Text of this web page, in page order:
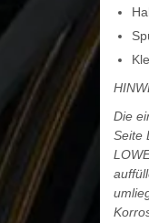
Die
Seite